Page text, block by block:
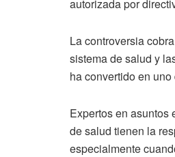
autorizada por
La controversia
sistema de salud y
ha convertido en
Expertos en asuntos
de salud tienen la
especialmente